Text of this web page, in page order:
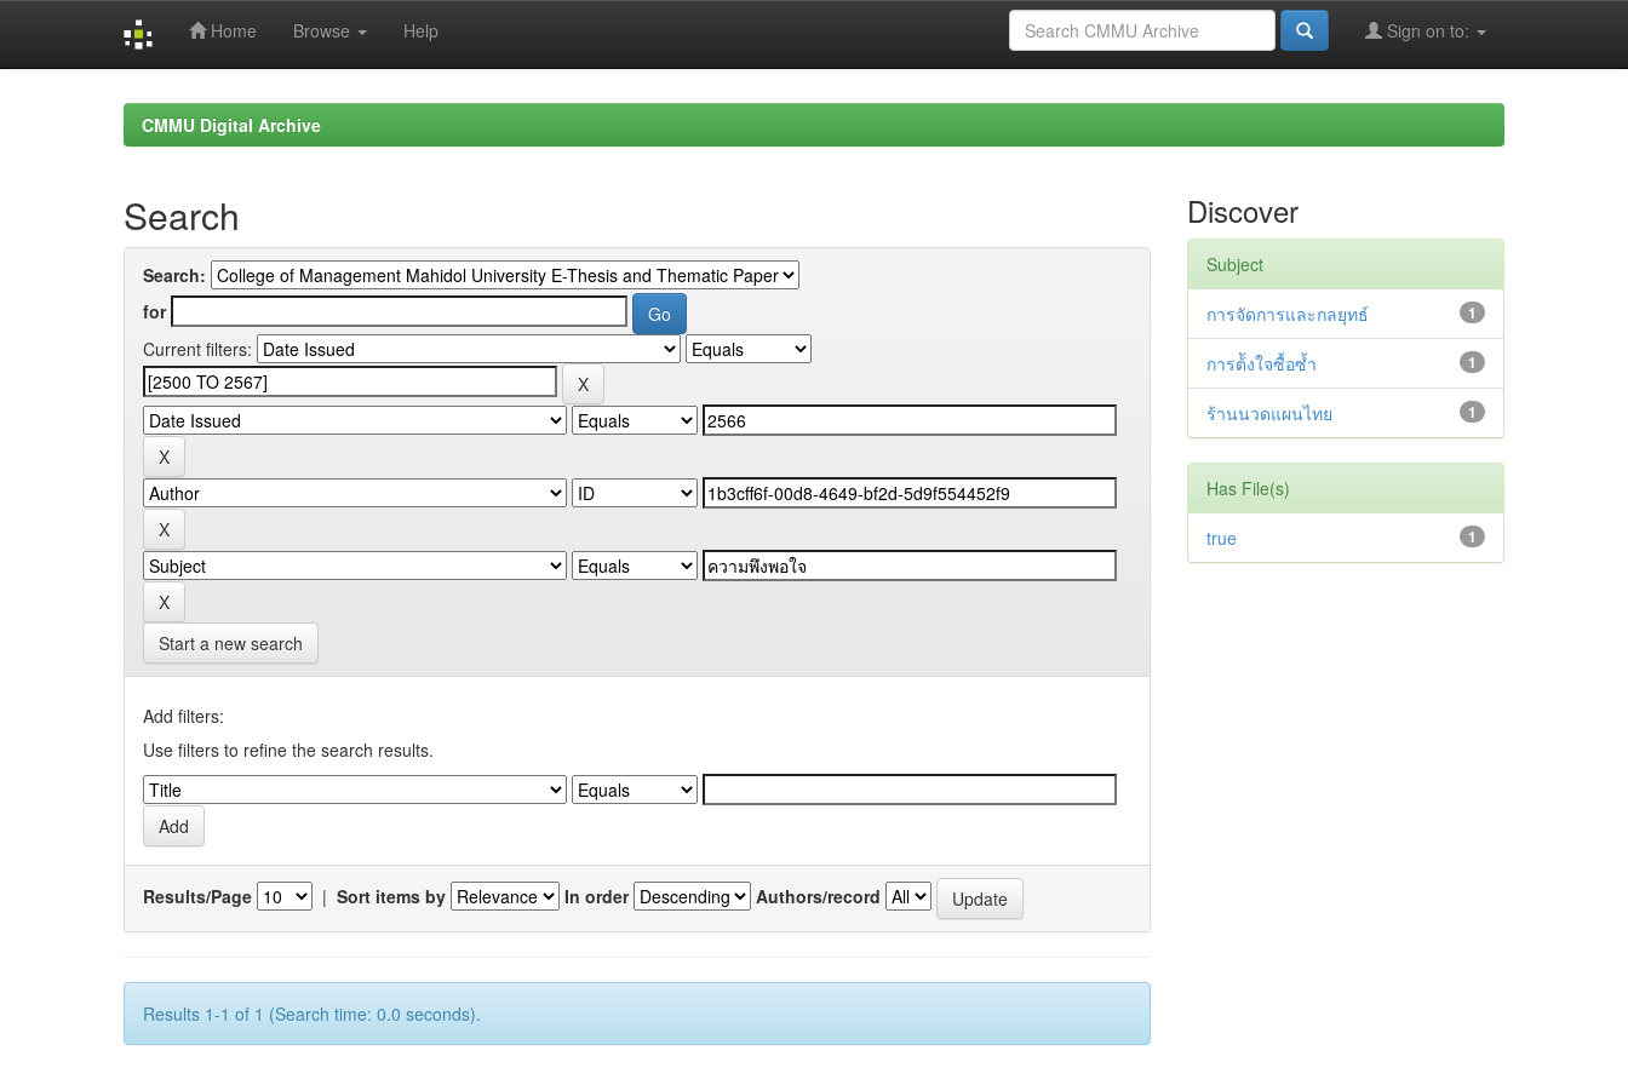
Home Browse Help Sign on to:
CMMU Digital Archive
Search
Search:
for
Current filters:
Start a new search
Add filters:
Use filters to refine the search results.
Results/Page | Sort items by In order Authors/record
Results 1-1 of 1 (Search time: 0.0 seconds).
Discover
Subject
1
การจัดการและกลยุทธ์
1
การต้ังใจซื้อซ้ำ
1
ร้านนวดแผนไทย
Has File(s)
1
true